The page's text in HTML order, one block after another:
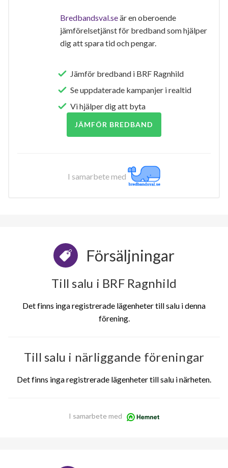
Bredbandsval.seär en oberoende
jämförelsetjänst för bredband som hjälper
dig att spara tid och pengar.
Jämför bredband i BRF Ragnhild
Se uppdaterade kampanjer i realtid
Vi hjälper dig att byta
JÄMFÖR BREDBAND
I samarbete med
Försäljningar
Till salu i BRF Ragnhild
Det finns inga registrerade lägenheter till salu i denna
förening.
Till salu i närliggande föreningar
Det finns inga registrerade lägenheter till salu i närheten.
I samarbete med